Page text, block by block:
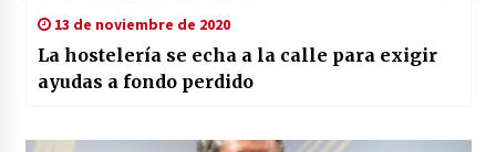
13 de noviembre de 2020
La hostelería se echa a la calle para exigir
ayudas a fondo perdido